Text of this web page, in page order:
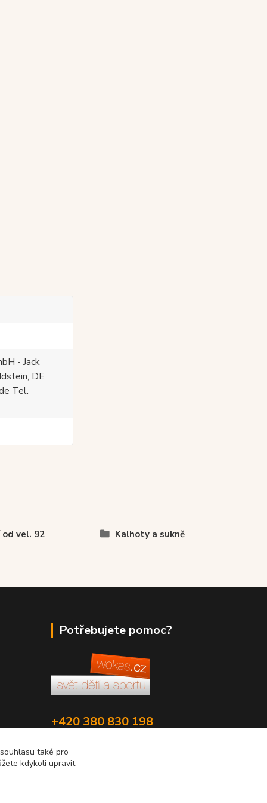
- Jack
DE
Tel.
od vel. 92 Kalhoty a sukně
Potřebujete pomoc?
+420 380 830 198
také pro
kdykoli upravit